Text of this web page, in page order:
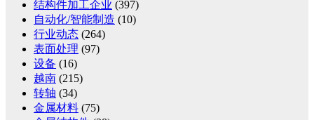
结构件加工企业 (397)
自动化/智能制造 (10)
行业动态 (264)
表面处理 (97)
设备 (16)
越南 (215)
转轴 (34)
金属材料 (75)